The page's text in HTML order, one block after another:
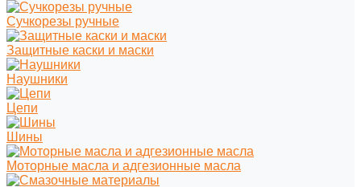
Сучкорезы ручные
Защитные каски и маски
Наушники
Цепи
Шины
Моторные масла и адгезионные масла